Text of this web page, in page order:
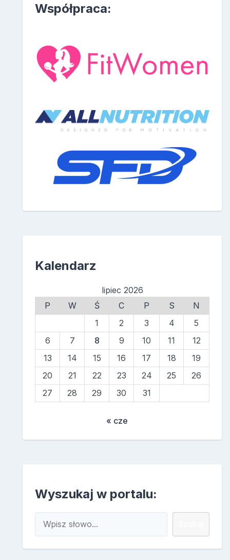
Współpraca:
Kalendarz
lipiec 2026
P
W Ś C P S
N
1
2 3 4
5
6
7 8 9 10 11
12
13
14 15 16 17 18
19
20
21 22 23 24 25
26
27
28 29 30 31
« cze
Wyszukaj w portalu: